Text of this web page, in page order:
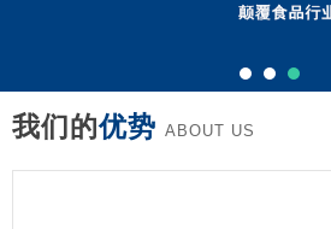
我们的优势 ABOUT US